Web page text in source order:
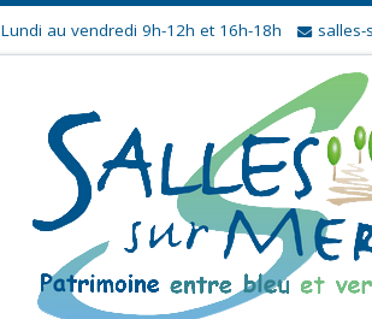
Lundi au vendredi 9h-12h et 16h-18h